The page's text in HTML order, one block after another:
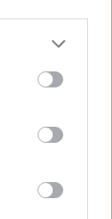
τους
καπέλο